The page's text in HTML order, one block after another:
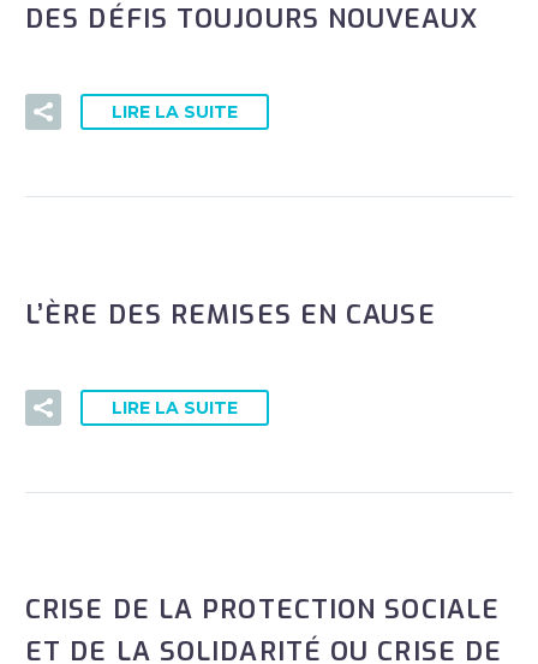
DES DÉFIS TOUJOURS NOUVEAUX
LIRE LA SUITE
L’ÈRE DES REMISES EN CAUSE
LIRE LA SUITE
CRISE DE LA PROTECTION SOCIALE
ET DE LA SOLIDARITÉ OU CRISE DE